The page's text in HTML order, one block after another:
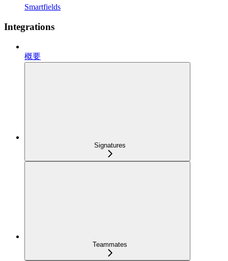
Smartfields
Integrations
概要
Signatures
Teammates